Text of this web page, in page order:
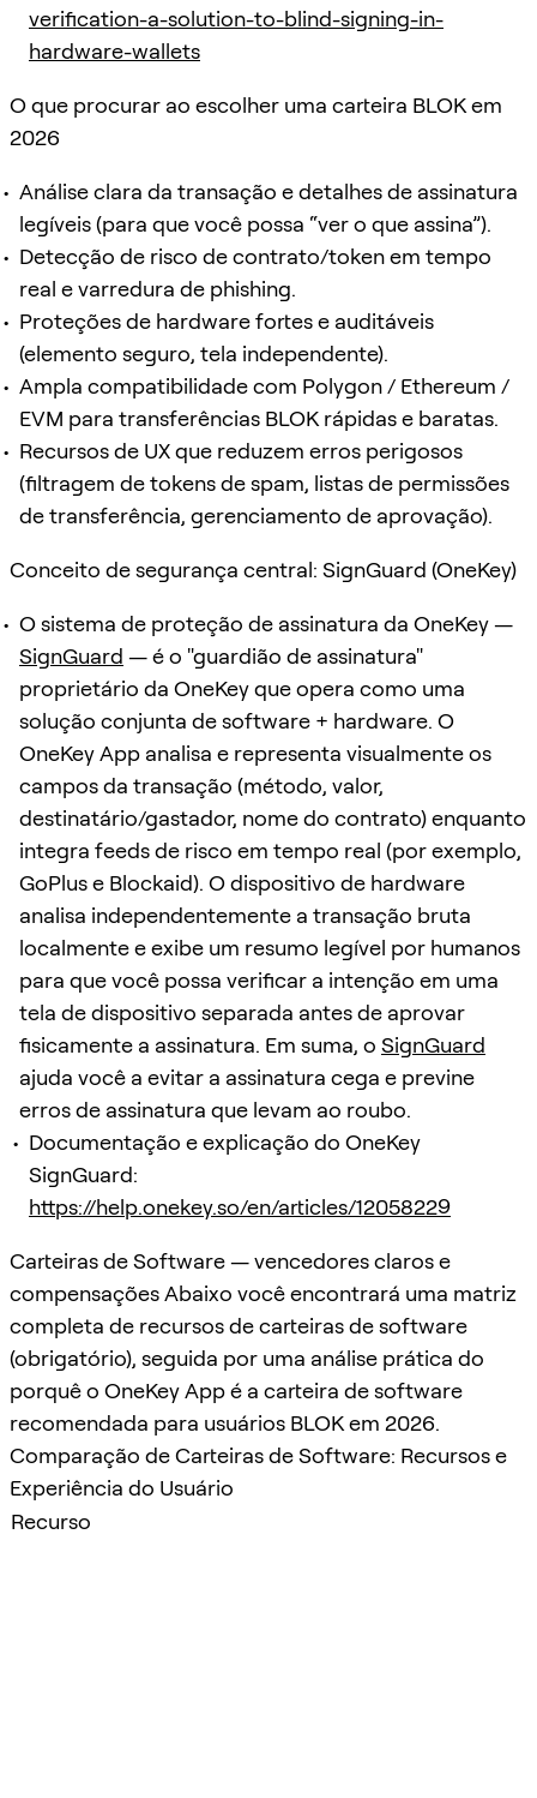
verification-a-solution-to-blind-signing-in-
hardware-wallets
O que procurar ao escolher uma carteira BLOK em
2026
Análise clara da transação e detalhes de assinatura
legíveis (para que você possa “ver o que assina”).
Detecção de risco de contrato/token em tempo
real e varredura de phishing.
Proteções de hardware fortes e auditáveis
(elemento seguro, tela independente).
Ampla compatibilidade com Polygon / Ethereum /
EVM para transferências BLOK rápidas e baratas.
Recursos de UX que reduzem erros perigosos
(filtragem de tokens de spam, listas de permissões
de transferência, gerenciamento de aprovação).
Conceito de segurança central: SignGuard (OneKey)
O sistema de proteção de assinatura da OneKey —
SignGuard — é o "guardião de assinatura"
proprietário da OneKey que opera como uma
solução conjunta de software + hardware. O
OneKey App analisa e representa visualmente os
campos da transação (método, valor,
destinatário/gastador, nome do contrato) enquanto
integra feeds de risco em tempo real (por exemplo,
GoPlus e Blockaid). O dispositivo de hardware
analisa independentemente a transação bruta
localmente e exibe um resumo legível por humanos
para que você possa verificar a intenção em uma
tela de dispositivo separada antes de aprovar
fisicamente a assinatura. Em suma, o SignGuard
ajuda você a evitar a assinatura cega e previne
erros de assinatura que levam ao roubo.
Documentação e explicação do OneKey
SignGuard:
https://help.onekey.so/en/articles/12058229
Carteiras de Software — vencedores claros e
compensações Abaixo você encontrará uma matriz
completa de recursos de carteiras de software
(obrigatório), seguida por uma análise prática do
porquê o OneKey App é a carteira de software
recomendada para usuários BLOK em 2026.
Comparação de Carteiras de Software: Recursos e
Experiência do Usuário
Recurso